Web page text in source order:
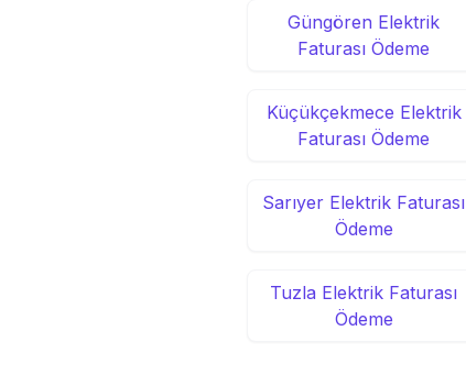
Güngören Elektrik
Faturası Ödeme
Küçükçekmece Elektrik
Faturası Ödeme
Sarıyer Elektrik Faturası
Ödeme
Tuzla Elektrik Faturası
Ödeme